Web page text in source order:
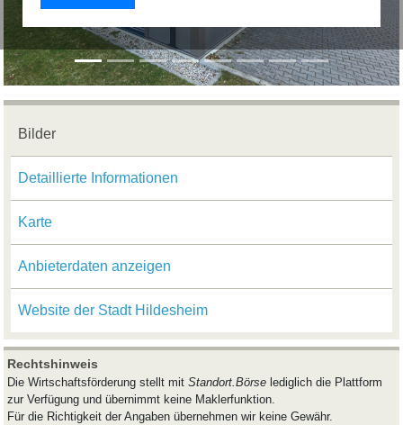
Bilder
Detaillierte Informationen
Karte
Anbieterdaten anzeigen
Website der Stadt Hildesheim
Rechtshinweis
Die Wirtschaftsförderung stellt mit Standort.Börse lediglich die Plattform
zur Verfügung und übernimmt keine Maklerfunktion.
Für die Richtigkeit der Angaben übernehmen wir keine Gewähr.